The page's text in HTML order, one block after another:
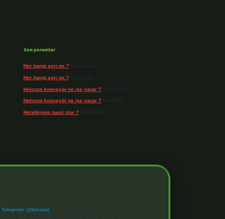
Son yorumlar
Her hangi ayrı mı ?için admin
Her hangi ayrı mı ?için Cihat
Helezon konveyör ne işe yarar ?için admin
Helezon konveyör ne işe yarar ?için Mine
Helalleşme nasıl olur ?için admin
Telegram: @karabul